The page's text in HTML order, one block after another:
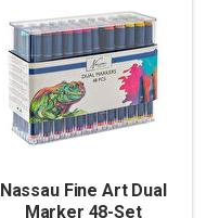
Nassau Fine Art Dual
Marker 48-Set